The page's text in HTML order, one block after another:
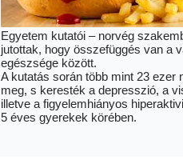
Egyetem kutatói – norvég
jutottak, hogy összefüggés van a
egészsége között.
A kutatás során több mint 23
meg, s keresték a depresszió, a
illetve a figyelemhiányos
5 éves gyerekek körében.